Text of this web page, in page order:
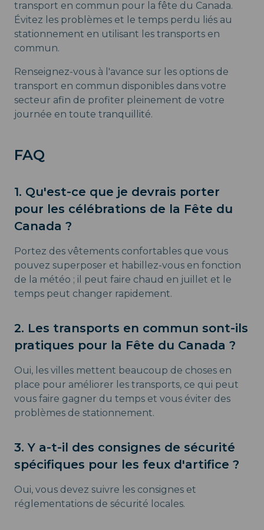
transport en commun pour la fête du Canada.
Évitez les problèmes et le temps perdu liés au
stationnement en utilisant les transports en
commun.
Renseignez-vous à l'avance sur les options de
transport en commun disponibles dans votre
secteur afin de profiter pleinement de votre
journée en toute tranquillité.
FAQ
1. Qu'est-ce que je devrais porter
pour les célébrations de la Fête du
Canada ?
Portez des vêtements confortables que vous
pouvez superposer et habillez-vous en fonction
de la météo ; il peut faire chaud en juillet et le
temps peut changer rapidement.
2. Les transports en commun sont-ils
pratiques pour la Fête du Canada ?
Oui, les villes mettent beaucoup de choses en
place pour améliorer les transports, ce qui peut
vous faire gagner du temps et vous éviter des
problèmes de stationnement.
3. Y a-t-il des consignes de sécurité
spécifiques pour les feux d'artifice ?
Oui, vous devez suivre les consignes et
réglementations de sécurité locales.